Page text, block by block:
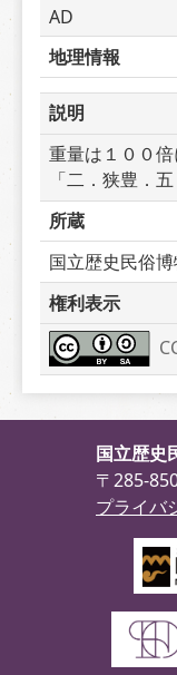
AD
地理情報
説明
重量は１００
「二．狭豊．
所蔵
国立歴史民俗
権利表示
国立歴史
〒285-
プライバ